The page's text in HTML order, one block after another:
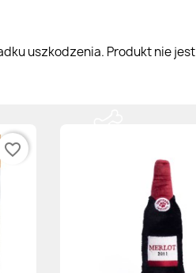
uszkodzenia. Produkt nie jest
favorite_border